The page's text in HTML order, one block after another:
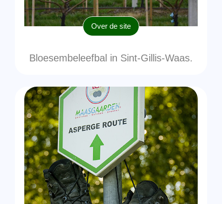
Over de site
Bloesembeleefbal in Sint-Gillis-Waas.